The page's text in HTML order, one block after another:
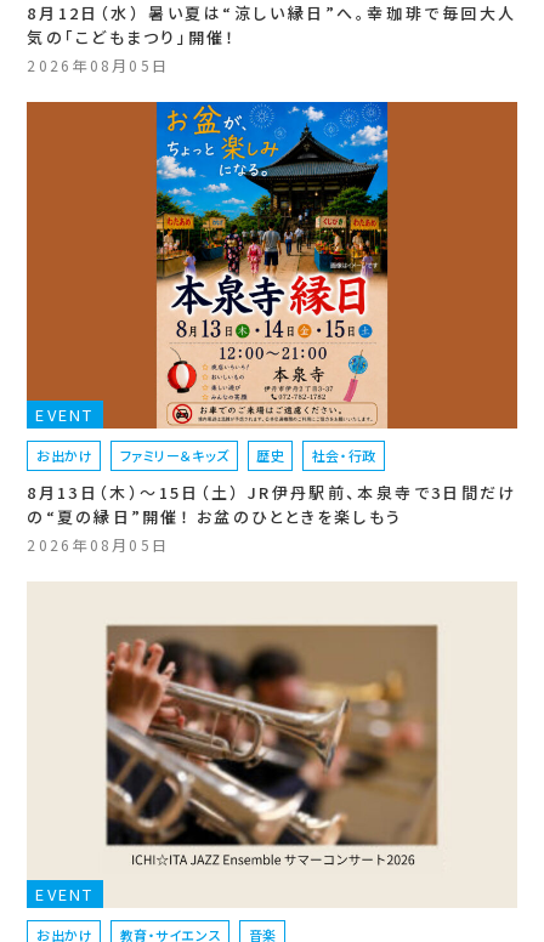
8月12日（水） 暑い夏は“涼しい縁日”へ。幸珈琲で毎回大人
気の「こどもまつり」開催！
2026年08月05日
EVENT
お出かけ ファミリー＆キッズ 歴史 社会・行政
8月13日（木）〜15日（土） JR伊丹駅前、本泉寺で3日間だけ
の“夏の縁日”開催！ お盆のひとときを楽しもう
2026年08月05日
EVENT
お出かけ 教育・サイエンス 音楽